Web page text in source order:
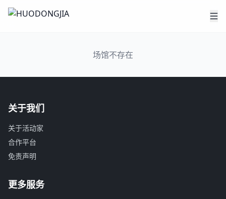
场馆不存在
关于我们
关于活动家
合作平台
免责声明
更多服务